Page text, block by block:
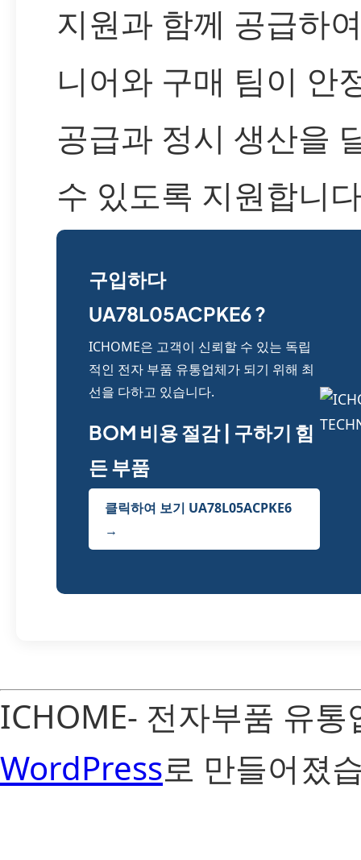
지원과 함께 공급하
니어와 구매 팀이 안
공급과 정시 생산을
수 있도록 지원합니
구입하다
UA78L05ACPKE6 ?
ICHOME은 고객이 신뢰할 수 있는 독립
적인 전자 부품 유통업체가 되기 위해 최
선을 다하고 있습니다.
BOM 비용 절감 | 구하기 힘
든 부품
클릭하여 보기 UA78L05ACPKE6
→
ICHOME- 전자부품 유
WordPress로 만들어졌